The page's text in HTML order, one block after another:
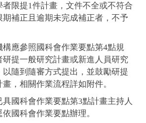
者限提1件計畫，文件不全或不符合
期補正且逾期未完成補正者，不予
構應參照國科會作業要點第4點規
研提一般研究計畫或新進人員研究
以隨到隨審方式提出，並鼓勵研提
，相關作業流程詳如附件。
具國科會作業要點第3點計畫主持人
國科會作業要點辦理。